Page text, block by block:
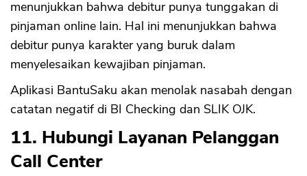
menunjukkan bahwa debitur punya tunggakan di
pinjaman online lain. Hal ini menunjukkan bahwa
debitur punya karakter yang buruk dalam
menyelesaikan kewajiban pinjaman.
Aplikasi BantuSaku akan menolak nasabah dengan
catatan negatif di BI Checking dan SLIK OJK.
11. Hubungi Layanan Pelanggan
Call Center